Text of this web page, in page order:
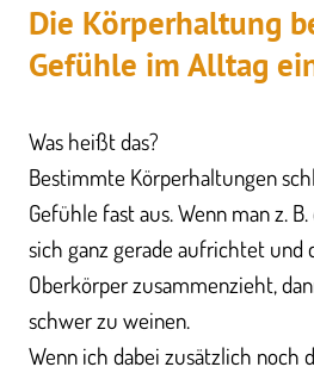
Die Körperhaltung
Gefühle im Alltag
Was heißt das?
Bestimmte Körperhaltungen
Gefühle fast aus. Wenn man z.
sich ganz gerade aufrichtet und
Oberkörper zusammenzieht,
schwer zu weinen.
Wenn ich dabei zusätzlich noch